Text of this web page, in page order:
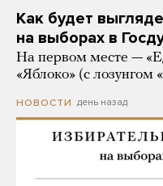
Как будет
на выборах в
На первом месте —
«Яблоко» (с лозунгом
НОВОСТИ день назад